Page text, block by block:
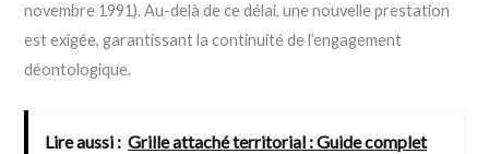
novembre 1991). Au-delà de ce délai, une nouvelle prestation
est exigée, garantissant la continuité de l’engagement
déontologique.
Lire aussi : Grille attaché territorial : Guide complet